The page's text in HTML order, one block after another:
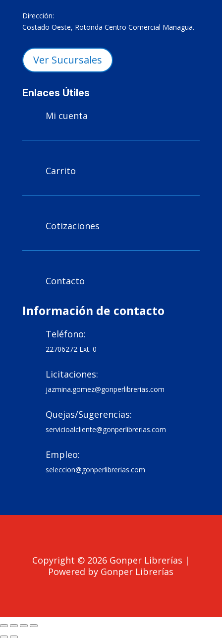
Dirección:
Costado Oeste, Rotonda Centro Comercial Managua.
Ver Sucursales
Enlaces Útiles
Mi cuenta
Carrito
Cotizaciones
Contacto
Información de contacto
Teléfono:
22706272 Ext. 0
Licitaciones:
jazmina.gomez@gonperlibrerias.com
Quejas/Sugerencias:
servicioalcliente@gonperlibrerias.com
Empleo:
seleccion@gonperlibrerias.com
Copyright © 2026 Gonper Librerías |
Powered by Gonper Librerías